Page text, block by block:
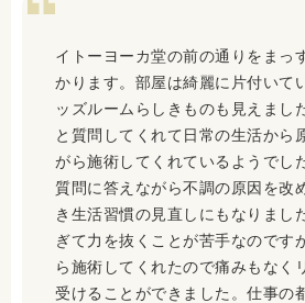
イトーヨーカ堂の前の通りをまっ
かります。部屋は綺麗に片付いて
ッズルームらしきものも見えまし
と質問してくれて日常の生活から
がら施術してくれているようでし
質問に答えながら不調の原因を改
き生活習慣の見直しにもなりまし
ぎて力を抜くことが苦手なのです
ら施術してくれたので痛みもなく
受けることができました。仕事の